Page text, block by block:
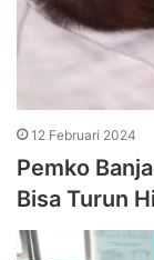
12 Februari 2024
Pemko
Bisa Turun